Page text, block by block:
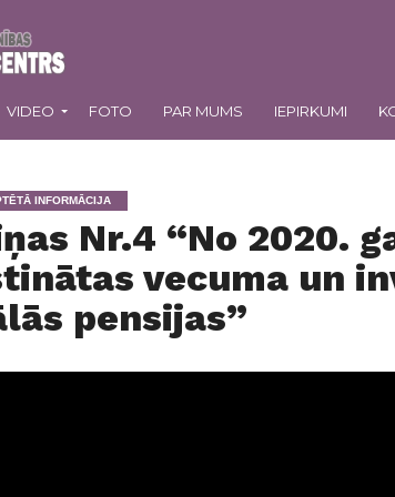
VIDEO FOTO PAR MUMS IEPIRKUMI
INFORMĀCIJA
Nr.4 “No 2020.
vecuma un
pensijas”